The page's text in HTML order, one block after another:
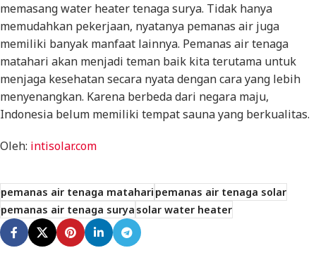
memasang water heater tenaga surya. Tidak hanya
memudahkan pekerjaan, nyatanya pemanas air juga
memiliki banyak manfaat lainnya. Pemanas air tenaga
matahari akan menjadi teman baik kita terutama untuk
menjaga kesehatan secara nyata dengan cara yang lebih
menyenangkan. Karena berbeda dari negara maju,
Indonesia belum memiliki tempat sauna yang berkualitas.
Oleh: intisolar.com
pemanas air tenaga mataharipemanas air tenaga solar
pemanas air tenaga suryasolar water heater